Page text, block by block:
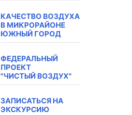
КАЧЕСТВО ВОЗДУХА
В МИКРОРАЙОНЕ
ЮЖНЫЙ ГОРОД
ФЕДЕРАЛЬНЫЙ
ПРОЕКТ
"ЧИСТЫЙ ВОЗДУХ"
ЗАПИСАТЬСЯ НА
ЭКСКУРСИЮ